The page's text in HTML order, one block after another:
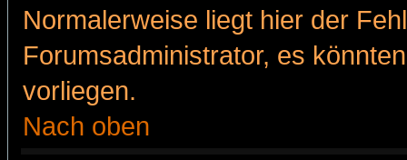
Normalerweise liegt hier der
Forumsadministrator, es
vorliegen.
Nach oben